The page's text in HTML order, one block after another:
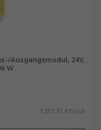
Ausgangsmodul, 24V,
W
1.011,81 €/Stück